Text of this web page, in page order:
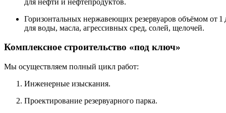
Горизонтальных нержавеющих резервуаров объёмом от 1
для воды, масла, агрессивных сред, солей, щелочей.
Комплексное строительство «под ключ»
Мы осуществляем полный цикл работ:
Инженерные изыскания.
Проектирование резервуарного парка.